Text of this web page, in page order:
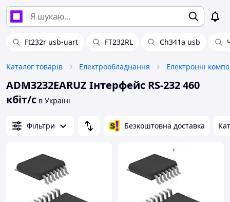
Ft232r usb-uart FT232RL Ch341a usb
Каталог товарів Електрообладнання Електронні
ADM3232EARUZ Інтерфейс RS-232 460
кбіт/с в Україні
Фільтри Безкоштовна доставка